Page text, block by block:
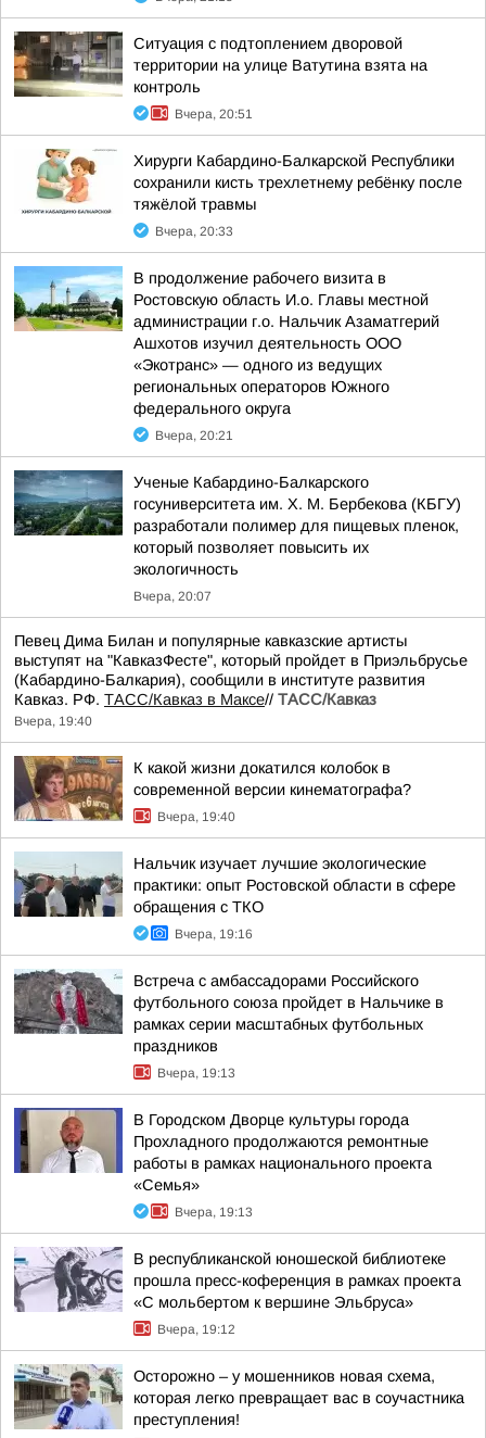
Ситуация с подтоплением дворовой
территории на улице Ватутина взята на
контроль
Вчера, 20:51
Хирурги Кабардино-Балкарской Республики
сохранили кисть трехлетнему ребёнку после
тяжёлой травмы
Вчера, 20:33
В продолжение рабочего визита в
Ростовскую область И.о. Главы местной
администрации г.о. Нальчик Азаматгерий
Ашхотов изучил деятельность ООО
«Экотранс» — одного из ведущих
региональных операторов Южного
федерального округа
Вчера, 20:21
Ученые Кабардино-Балкарского
госуниверситета им. Х. М. Бербекова (КБГУ)
разработали полимер для пищевых пленок,
который позволяет повысить их
экологичность
Вчера, 20:07
Певец Дима Билан и популярные кавказские артисты
выступят на "КавказФесте", который пройдет в Приэльбрусье
(Кабардино-Балкария), сообщили в институте развития
Кавказ. РФ. ТАСС/Кавказ в Максе// ТАСС/Кавказ
Вчера, 19:40
К какой жизни докатился колобок в
современной версии кинематографа?
Вчера, 19:40
Нальчик изучает лучшие экологические
практики: опыт Ростовской области в сфере
обращения с ТКО
Вчера, 19:16
Встреча с амбассадорами Российского
футбольного союза пройдет в Нальчике в
рамках серии масштабных футбольных
праздников
Вчера, 19:13
В Городском Дворце культуры города
Прохладного продолжаются ремонтные
работы в рамках национального проекта
«Семья»
Вчера, 19:13
В республиканской юношеской библиотеке
прошла пресс-коференция в рамках проекта
«С мольбертом к вершине Эльбруса»
Вчера, 19:12
Осторожно – у мошенников новая схема,
которая легко превращает вас в соучастника
преступления!